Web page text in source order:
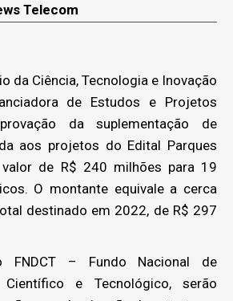
Telecom
da Ciência, Tecnologia e Inovação
de Estudos e Projetos
da suplementação de
aos projetos do Edital Parques
de R$ 240 milhões para 19
O montante equivale a cerca
destinado em 2022, de R$ 297
FNDCT – Fundo Nacional de
Científico e Tecnológico, serão